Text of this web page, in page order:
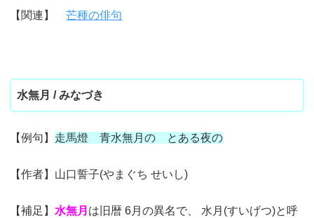
【関連】芒種の俳句
水無月 / みなづき
【例句】 走馬燈 青水無月の とある夜の
【作者】山口誓子(やまぐち せいし)
【補足】 水無月 は旧暦 6月の異名で、 水月(すいげつ)と呼